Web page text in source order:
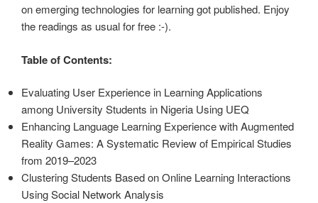
on emerging technologies for learning got published. Enjoy
the readings as usual for free :-).
Table of Contents:
Evaluating User Experience in Learning Applications
among University Students in Nigeria Using UEQ
Enhancing Language Learning Experience with Augmented
Reality Games: A Systematic Review of Empirical Studies
from 2019–2023
Clustering Students Based on Online Learning Interactions
Using Social Network Analysis